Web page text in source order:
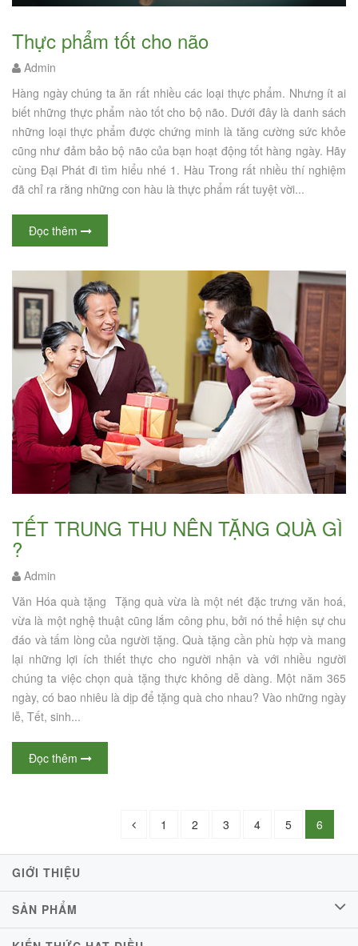
Thực phẩm tốt cho não
Admin
Hàng ngày chúng ta ăn rất nhiều các loại thực phẩm. Nhưng ít ai
biết những thực phẩm nào tốt cho bộ não. Dưới đây là danh sách
những loại thực phẩm được chứng minh là tăng cường sức khỏe
cũng như đảm bảo bộ não của bạn hoạt động tốt hàng ngày. Hãy
cùng Đại Phát đi tìm hiểu nhé 1. Hàu Trong rất nhiều thí nghiệm
đã chỉ ra rằng những con hàu là thực phẩm rất tuyệt vời...
Đọc thêm
TẾT TRUNG THU NÊN TẶNG QUÀ GÌ
?
Admin
Văn Hóa quà tặng Tặng quà vừa là một nét đặc trưng văn hoá,
vừa là một nghệ thuật cũng lắm công phu, bởi nó thể hiện sự chu
đáo và tấm lòng của người tặng. Quà tặng cần phù hợp và mang
lại những lợi ích thiết thực cho người nhận và với nhiều người
chúng ta việc chọn quà tặng thực không dễ dàng. Một năm 365
ngày, có bao nhiêu là dịp để tặng quà cho nhau? Vào những ngày
lễ, Tết, sinh...
Đọc thêm
1 2 3 4 5 6
GIỚI THIỆU
SẢN PHẨM